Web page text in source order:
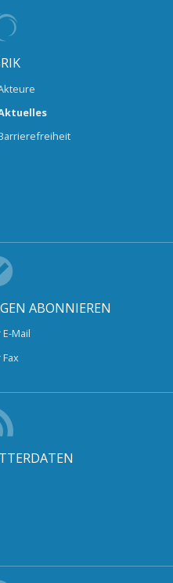
ABONNIEREN
Mail